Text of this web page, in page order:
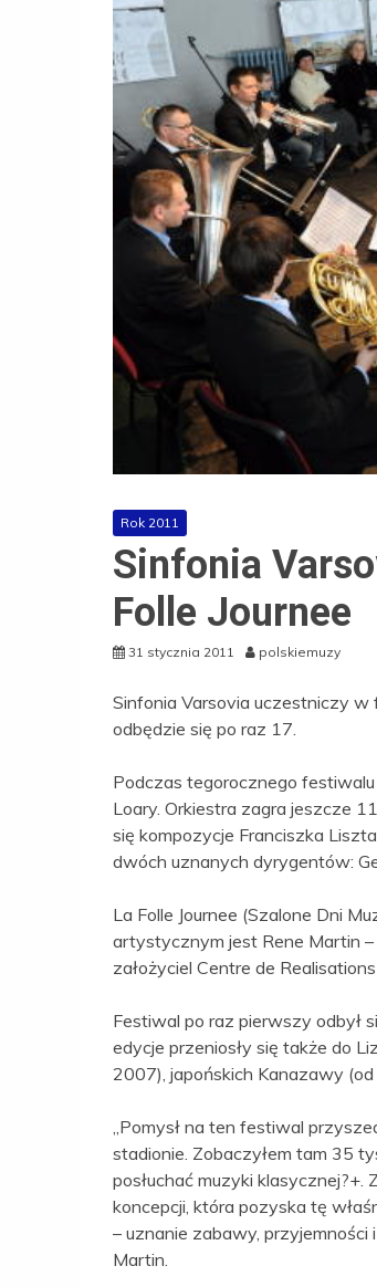
Rok 2011
Sinfonia
Folle Journee
31 stycznia 2011 polskiemuzy
Sinfonia Varsovia uczestniczy w
odbędzie się po raz 17.
Podczas tegorocznego
Loary. Orkiestra zagra jeszcze
się kompozycje Franciszka
dwóch uznanych dyrygentów:
La Folle Journee (Szalone Dni
artystycznym jest Rene Martin
założyciel Centre de
Festiwal po raz pierwszy odbył
edycje przeniosły się także do
2007), japońskich Kanazawy
„Pomysł na ten festiwal
stadionie. Zobaczyłem tam 35
posłuchać muzyki
koncepcji, która pozyska tę
– uznanie zabawy,
Martin.